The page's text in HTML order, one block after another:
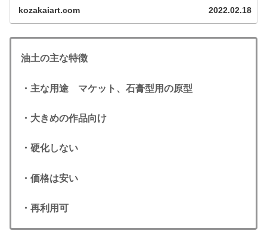
kozakaiart.com 2022.02.18
油土の主な特徴
・主な用途 マケット、石膏型用の原型
・大きめの作品向け
・硬化しない
・価格は安い
・再利用可